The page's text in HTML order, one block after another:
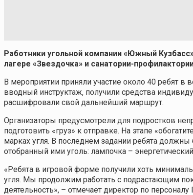
Работники угольной компании «Южный
лагере «Звездочка» и санатории-
В мероприятии приняли участие около 40 ребят в
вводный инструктаж, получили средства
расшифровали свой дальнейший маршрут.
Организаторы предусмотрели для подростков
подготовить «груз» к отправке. На этапе
марках угля. В последнем задании ребята
отобранный ими уголь: лампочка –
«Ребята в игровой форме получили хоть
угля. Мы продолжим работать с подрастающим
деятельность», – отмечает директор по